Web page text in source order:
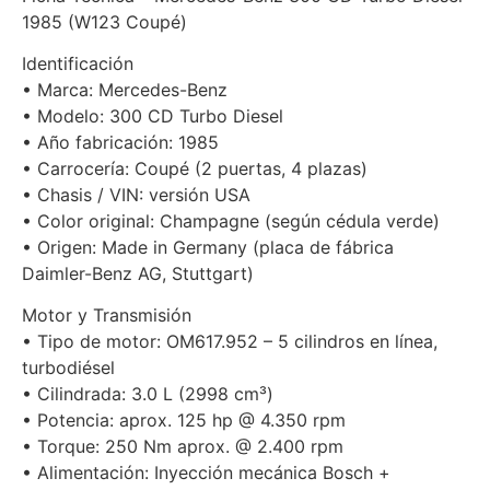
1985 (W123 Coupé)
Identificación
• Marca: Mercedes-Benz
• Modelo: 300 CD Turbo Diesel
• Año fabricación: 1985
• Carrocería: Coupé (2 puertas, 4 plazas)
• Chasis / VIN: versión USA
• Color original: Champagne (según cédula verde)
• Origen: Made in Germany (placa de fábrica
Daimler-Benz AG, Stuttgart)
Motor y Transmisión
• Tipo de motor: OM617.952 – 5 cilindros en línea,
turbodiésel
• Cilindrada: 3.0 L (2998 cm³)
• Potencia: aprox. 125 hp @ 4.350 rpm
• Torque: 250 Nm aprox. @ 2.400 rpm
• Alimentación: Inyección mecánica Bosch +